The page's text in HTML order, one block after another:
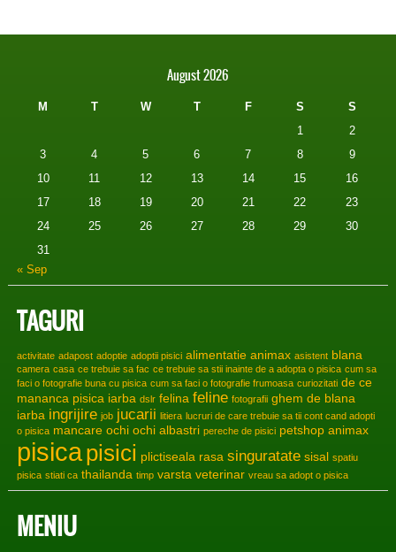
August 2026
M T W T F S
S
1
2
3
4 5 6 7 8
9
10
11 12 13 14 15
16
17
18 19 20 21 22
23
24
25 26 27 28 29
30
31
« Sep
TAGURI
activitate adapost adoptie adoptii pisici alimentatie animax asistent blana
camera casa ce trebuie sa fac ce trebuie sa stii inainte de a adopta o pisica cum sa
faci o fotografie buna cu pisica cum sa faci o fotografie frumoasa curiozitati de ce
mananca pisica iarba dslr felina feline fotografii ghem de blana
iarba ingrijire job jucarii litiera lucruri de care trebuie sa tii cont cand adopti
o pisica mancare ochi ochi albastri pereche de pisici petshop animax
pisicapisici plictiseala rasa singuratate sisal spatiu
pisica stiati ca thailanda timp varsta veterinar vreau sa adopt o pisica
MENIU